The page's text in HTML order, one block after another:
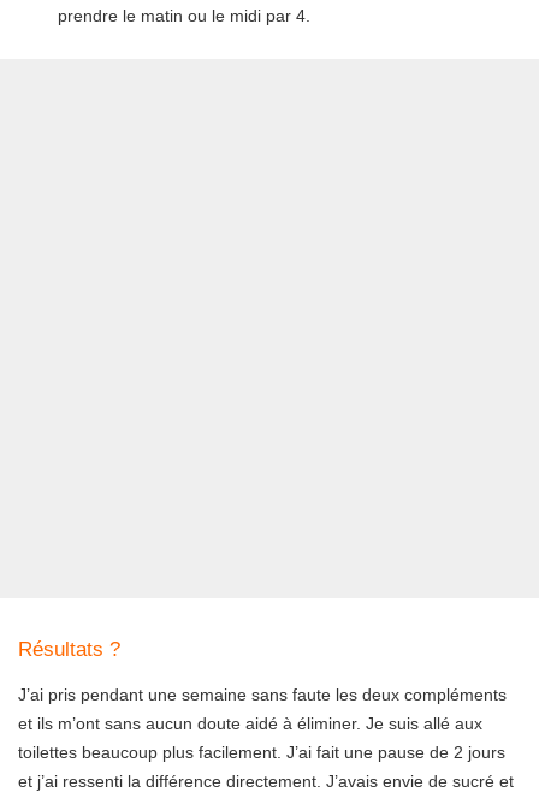
prendre le matin ou le midi par 4.
Résultats ?
J’ai pris pendant une semaine sans faute les deux compléments
et ils m’ont sans aucun doute aidé à éliminer. Je suis allé aux
toilettes beaucoup plus facilement. J’ai fait une pause de 2 jours
et j’ai ressenti la différence directement. J’avais envie de sucré et